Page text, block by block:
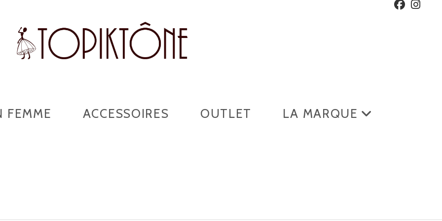
FEMME ACCESSOIRES OUTLET LA MARQUE